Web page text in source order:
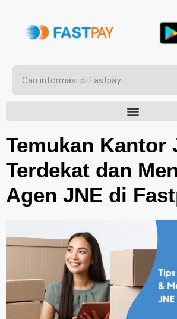
Temukan Kantor
Terdekat dan
Agen JNE di